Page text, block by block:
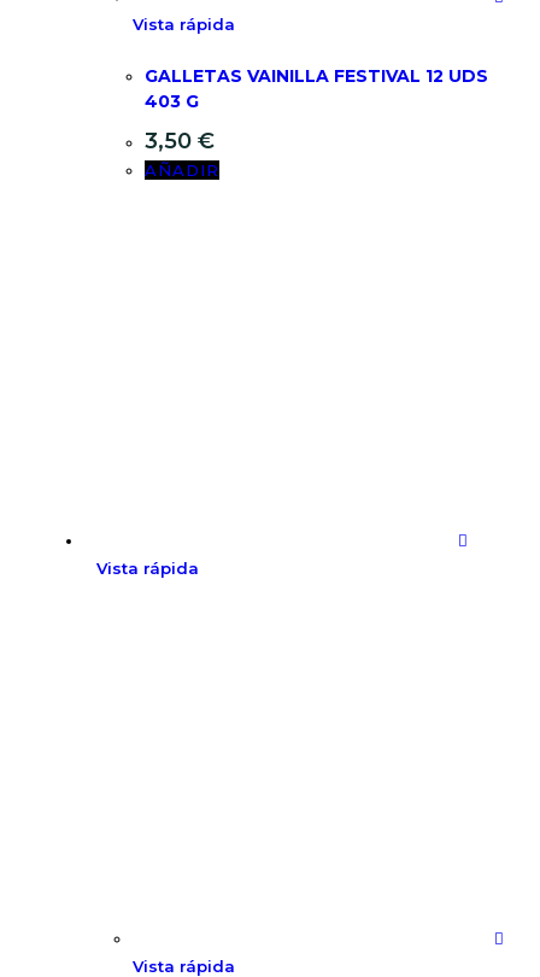
Vista rápida
GALLETAS VAINILLA FESTIVAL 12 UDS
403 G
3,50 €
AÑADIR
Vista rápida
Vista rápida